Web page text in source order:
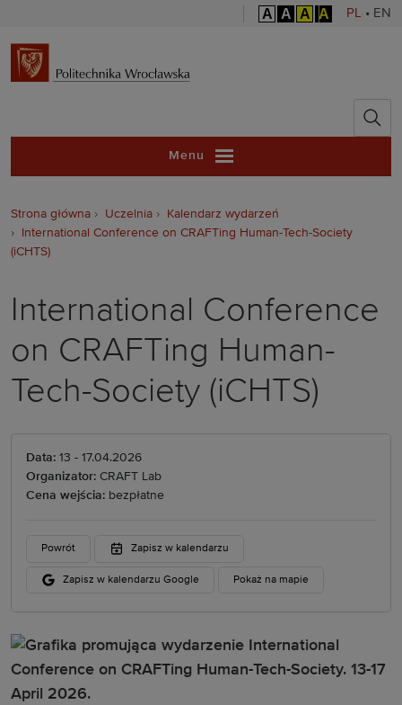
A A A A PL • EN
Politechnika
Menu
Strona główna Uczelnia
Kalendarz wydarzeń
International Conference on CRAFTing Human-Tech-Society
(iCHTS)
International Conference
on CRAFTing Human-
Tech-Society (iCHTS)
Data: 13 - 17.04.2026
Organizator: CRAFT Lab
Cena wejścia: bezpłatne
Powrót Zapisz w kalendarzu
Zapisz w kalendarzu Google Pokaż na mapie